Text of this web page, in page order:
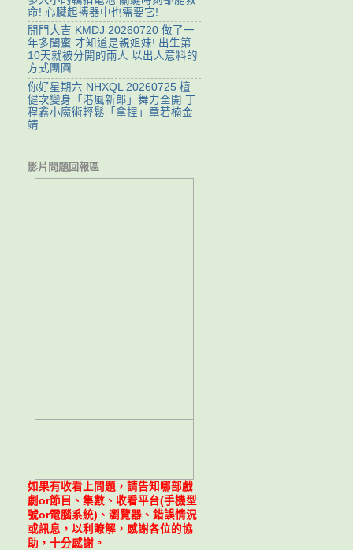
命! 心臟起搏器中也需要它!
開門大吉 KMDJ 20260720 做了一
年多閨蜜 才知道是親姐妹! 出生第
10天就被分開的兩人 以出人意料的
方式團圓
你好星期六 NHXQL 20260725 檀
健次變身「港風新郎」舞力全開 丁
程鑫小魔術輕鬆「拿捏」章若楠金
靖
影片問題回報區
如果有收看上問題，請告知哪部戲
劇or節目、集數、收看平台(手機型
號or電腦系統)、瀏覽器、錯誤情況
或訊息，以利瞭解，感謝各位的協
助，十分感謝。